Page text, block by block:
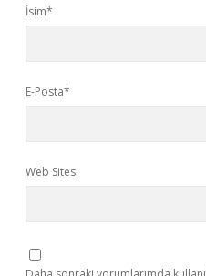
İsim*
E-Posta*
Web Sitesi